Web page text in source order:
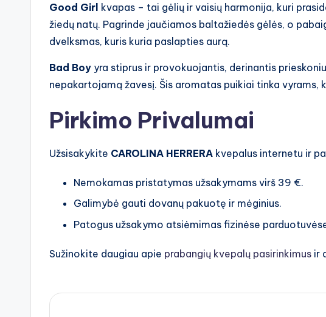
Good Girl kvapas – tai gėlių ir vaisių harmonija, kuri
žiedų natų. Pagrinde jaučiamos baltažiedės gėlės, o
dvelksmas, kuris kuria paslapties aurą.
Bad Boy yra stiprus ir provokuojantis, derinantis
nepakartojamą žavesį. Šis aromatas puikiai tinka vyrams,
Pirkimo Privalumai
Užsisakykite CAROLINA HERRERA kvepalus internetu ir
Nemokamas pristatymas užsakymams virš 39 €.
Galimybė gauti dovanų pakuotę ir mėginius.
Patogus užsakymo atsiėmimas fizinėse
Sužinokite daugiau apie prabangių kvepalų pasirinkimus ir